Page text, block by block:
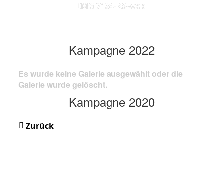
IMG 7134-KS-web
Kampagne 2022
Es wurde keine Galerie ausgewählt oder die
Galerie wurde gelöscht.
Kampagne 2020
Zurück